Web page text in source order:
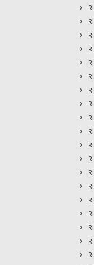
›
›
›
›
›
›
›
›
›
›
›
›
›
›
›
›
›
›
›